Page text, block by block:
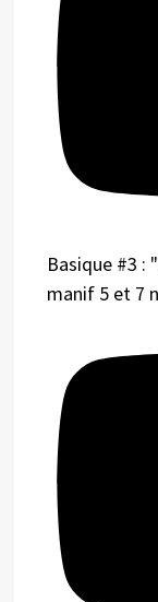
Basique #3 :
manif 5 et 7